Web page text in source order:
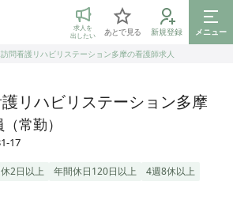
転職マッチング
求人を
出したい
あとで見る 新規登録
メニュー
問看護リハビリステーション多摩の看護師求人
リハビリステーション多摩
常勤）
17
2日以上 年間休日120日以上
4週8休以上